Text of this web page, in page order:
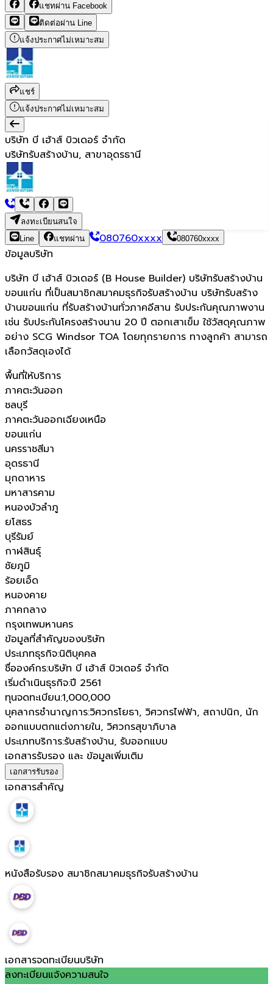
แชทผ่าน Facebook
ติดต่อผ่าน Line
แจ้งประกาศไม่เหมาะสม
แชร์
แจ้งประกาศไม่เหมาะสม
บริษัท บี เฮ้าส์ บิวเดอร์ จำกัด
บริษัทรับสร้างบ้าน, สาขาอุดรธานี
ลงทะเบียนสนใจ
Line
แชทผ่าน 080760xxxx 080760xxxx
ข้อมูลบริษัท
บริษัท บี เฮ้าส์ บิวเดอร์ (B House Builder) บริษัทรับสร้างบ้าน
ขอนแก่น ที่เป็นสมาชิกสมาคมธุรกิจรับสร้างบ้าน บริษัทรับสร้าง
บ้านขอนแก่น ที่รับสร้างบ้านทั่วภาคอีสาน รับประกันคุณภาพงาน
เช่น รับประกันโครงสร้างนาน 20 ปี ตอกเสาเข็ม ใช้วัสดุคุณภาพ
อย่าง SCG Windsor TOA โดยทุกรายการ ทางลูกค้า สามารถ
เลือกวัสดุเองได้
พื้นที่ให้บริการ
ภาคตะวันออก
ชลบุรี
ภาคตะวันออกเฉียงเหนือ
ขอนแก่น
นครราชสีมา
อุดรธานี
มุกดาหาร
มหาสารคาม
หนองบัวลำภู
ยโสธร
บุรีรัมย์
กาฬสินธุ์
ชัยภูมิ
ร้อยเอ็ด
หนองคาย
ภาคกลาง
กรุงเทพมหานคร
ข้อมูลที่สำคัญของบริษัท
ประเภทธุรกิจ:นิติบุคคล
ชื่อองค์กร:บริษัท บี เฮ้าส์ บิวเดอร์ จำกัด
เริ่มดำเนินธุรกิจ:ปี 2561
ทุนจดทะเบียน:1,000,000
บุคลากรชำนาญการ:วิศวกรโยธา, วิศวกรไฟฟ้า, สถาปนิก, นัก
ออกแบบตกแต่งภายใน, วิศวกรสุขาภิบาล
ประเภทบริการ:รับสร้างบ้าน, รับออกแบบ
เอกสารรับรอง และ ข้อมูลเพิ่มเติม
เอกสารรับรอง
เอกสารสำคัญ
หนังสือรับรอง สมาชิกสมาคมธุรกิจรับสร้างบ้าน
เอกสารจดทะเบียนบริษัท
ลงทะเบียนแจ้งความสนใจ